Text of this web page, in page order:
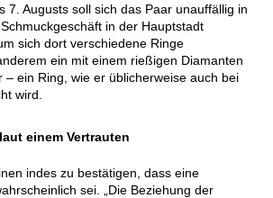
7. Augusts soll sich das Paar unauffällig in
in der Hauptstadt
sich dort verschiedene Ringe
ein mit einem rießigen Diamanten
– ein Ring, wie er üblicherweise auch bei
wird.
einem Vertrauten
indes zu bestätigen, dass eine
sei. „Die Beziehung der